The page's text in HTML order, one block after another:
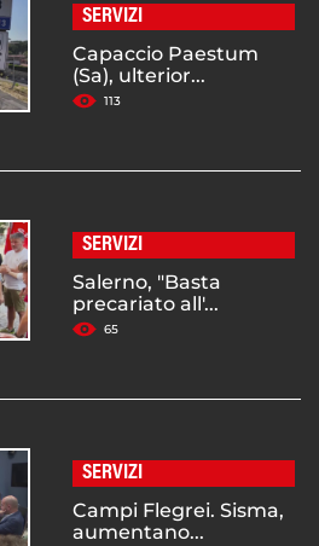
SERVIZI
Capaccio Paestum
(Sa), ulterior...
113
SERVIZI
Salerno, "Basta
precariato all'...
65
SERVIZI
Campi Flegrei. Sisma,
aumentano...